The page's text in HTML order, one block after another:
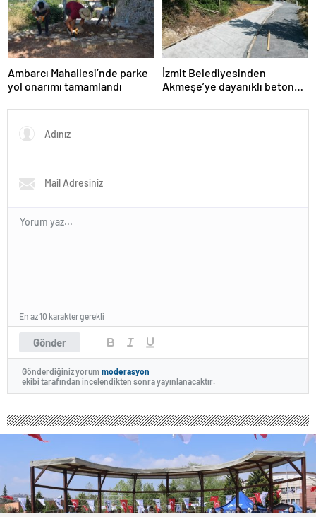
Ambarcı Mahallesi’nde parke
yol onarımı tamamlandı
İzmit Belediyesinden
Akmeşe’ye dayanıklı beton
Gönder
En az 10 karakter gerekli
Gönderdiğiniz yorum moderasyon
ekibi tarafından incelendikten sonra yayınlanacaktır.